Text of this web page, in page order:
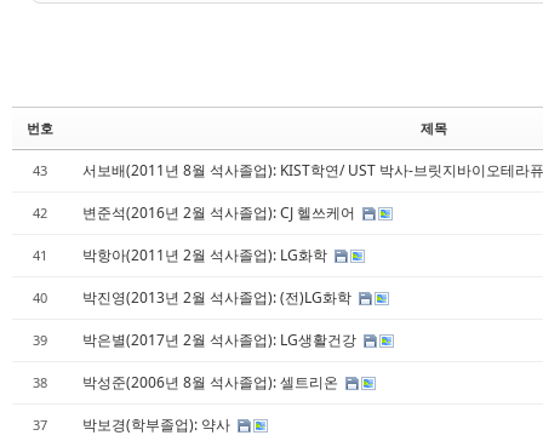
번호 제목
43 서보배(2011년 8월 석사졸업): KIST학연/ UST 박사-브릿지바이오테라
42 변준석(2016년 2월 석사졸업): CJ 헬쓰케어
41 박항아(2011년 2월 석사졸업): LG화학
40 박진영(2013년 2월 석사졸업): (전)LG화학
39 박은별(2017년 2월 석사졸업): LG생활건강
38 박성준(2006년 8월 석사졸업): 셀트리온
37 박보경(학부졸업): 약사